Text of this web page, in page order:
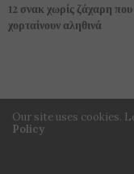
12 σνακ χωρίς ζάχαρη που
χορταίνουν αληθινά
Our site uses cookies.
Policy